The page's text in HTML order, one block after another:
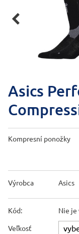

Asics
Kompresní ponožky
Výrobca Asics
Kód: Nie je
Veľkosť